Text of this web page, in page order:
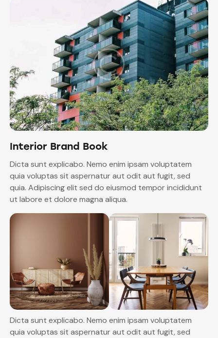
Interior Brand Book
Dicta sunt explicabo. Nemo enim ipsam voluptatem
quia voluptas sit aspernatur aut odit aut fugit, sed
quia. Adipiscing elit sed do eiusmod tempor incididunt
ut labore et dolore magna aliqua.
Dicta sunt explicabo. Nemo enim ipsam voluptatem
quia voluptas sit aspernatur aut odit aut fugit, sed